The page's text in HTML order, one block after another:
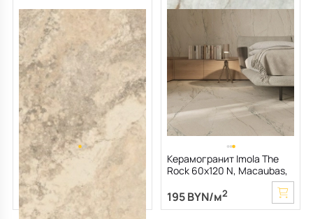
Керамогранит LaFaenza
Bianco 90х180 N, Travertino
Rapolano, 10 мм
252 BYN/м 2
Керамогранит Imola The
Rock 60х120 N, Macaubas,
195 BYN/м2